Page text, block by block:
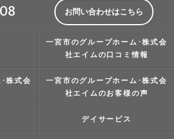
お問い合わせはこちら
一宮市のグループホーム･株式会
社エイムの口コミ情報
株式会
一宮市のグループホーム･株式会
社エイムのお客様の声
デイサービス